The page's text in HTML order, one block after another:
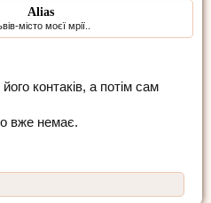
Alias
місто моєї мрії..
контаків, а потім сам
вже немає.